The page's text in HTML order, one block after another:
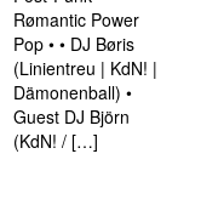
Rømantic Power
Pop • • DJ Børis
(Linientreu | KdN! |
Dämonenball) •
Guest DJ Björn
(KdN! / […]